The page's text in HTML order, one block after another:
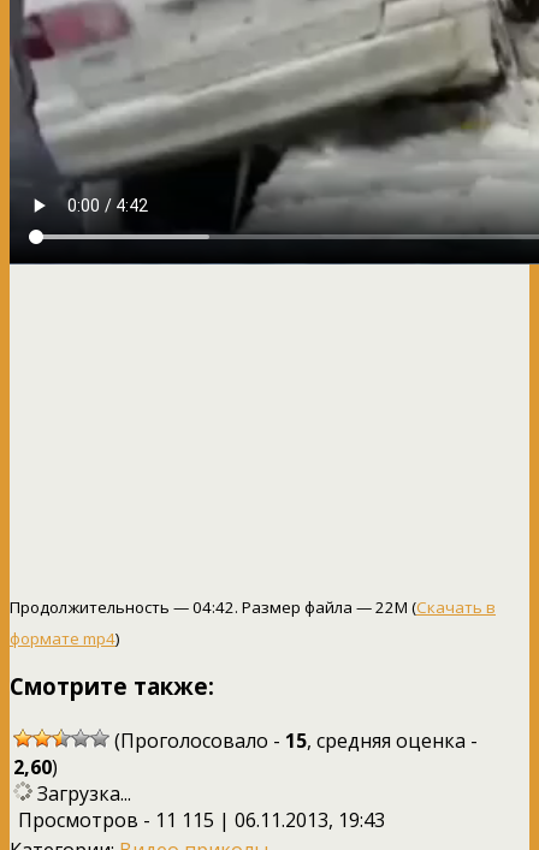
Продолжительность — 04:42. Размер файла — 22M (Скачать в
формате mp4)
Смотрите также:
(Проголосовало - 15, средняя оценка -
2,60)
Загрузка...
Просмотров - 11 115 | 06.11.2013, 19:43